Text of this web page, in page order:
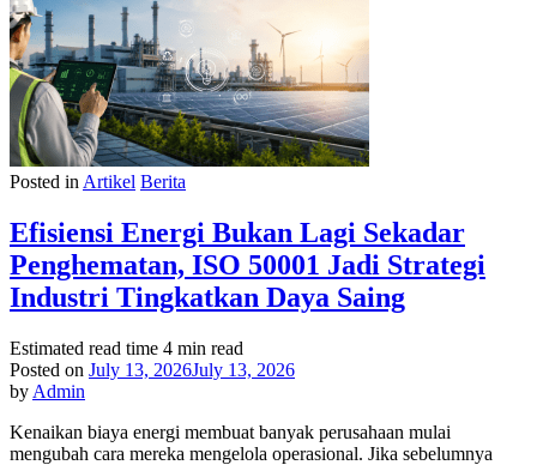
Posted in Artikel Berita
Efisiensi Energi Bukan Lagi Sekadar
Penghematan, ISO 50001 Jadi Strategi
Industri Tingkatkan Daya Saing
Estimated read time 4 min read
Posted on July 13, 2026July 13, 2026
by Admin
Kenaikan biaya energi membuat banyak perusahaan mulai
mengubah cara mereka mengelola operasional. Jika sebelumnya